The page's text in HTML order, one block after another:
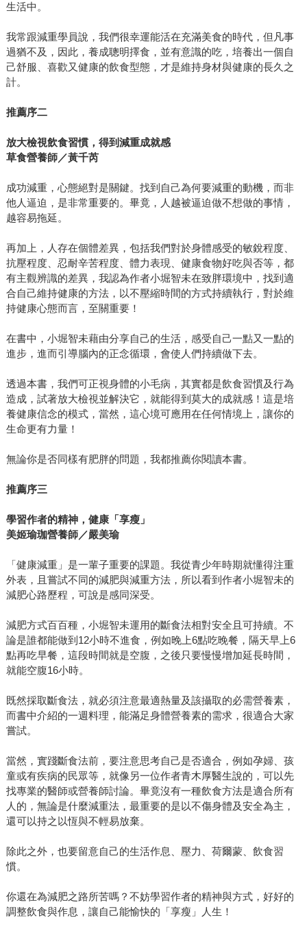
生活中。
我常跟減重學員說，我們很幸運能活在充滿美食的時代，但凡事
過猶不及，因此，養成聰明擇食，並有意識的吃，培養出一個自
己舒服、喜歡又健康的飲食型態，才是維持身材與健康的長久之
計。
推薦序二
放大檢視飲食習慣，得到減重成就感
草食營養師／黃千芮
成功減重，心態絕對是關鍵。找到自己為何要減重的動機，而非
他人逼迫，是非常重要的。畢竟，人越被逼迫做不想做的事情，
越容易拖延。
再加上，人存在個體差異，包括我們對於身體感受的敏銳程度、
抗壓程度、忍耐辛苦程度、體力表現、健康食物好吃與否等，都
有主觀辨識的差異，我認為作者小堀智未在致胖環境中，找到適
合自己維持健康的方法，以不壓縮時間的方式持續執行，對於維
持健康心態而言，至關重要！
在書中，小堀智未藉由分享自己的生活，感受自己一點又一點的
進步，進而引導腦內的正念循環，會使人們持續做下去。
透過本書，我們可正視身體的小毛病，其實都是飲食習慣及行為
造成，試著放大檢視並解決它，就能得到莫大的成就感！這是培
養健康信念的模式，當然，這心境可應用在任何情境上，讓你的
生命更有力量！
無論你是否同樣有肥胖的問題，我都推薦你閱讀本書。
推薦序三
學習作者的精神，健康「享瘦」
美姬瑜珈營養師／嚴美瑜
「健康減重」是一輩子重要的課題。我從青少年時期就懂得注重
外表，且嘗試不同的減肥與減重方法，所以看到作者小堀智未的
減肥心路歷程，可說是感同深受。
減肥方式百百種，小堀智未運用的斷食法相對安全且可持續。不
論是誰都能做到12小時不進食，例如晚上6點吃晚餐，隔天早上6
點再吃早餐，這段時間就是空腹，之後只要慢慢增加延長時間，
就能空腹16小時。
既然採取斷食法，就必須注意最適熱量及該攝取的必需營養素，
而書中介紹的一週料理，能滿足身體營養素的需求，很適合大家
嘗試。
當然，實踐斷食法前，要注意思考自己是否適合，例如孕婦、孩
童或有疾病的民眾等，就像另一位作者青木厚醫生說的，可以先
找專業的醫師或營養師討論。畢竟沒有一種飲食方法是適合所有
人的，無論是什麼減重法，最重要的是以不傷身體及安全為主，
還可以持之以恆與不輕易放棄。
除此之外，也要留意自己的生活作息、壓力、荷爾蒙、飲食習
慣。
你還在為減肥之路所苦嗎？不妨學習作者的精神與方式，好好的
調整飲食與作息，讓自己能愉快的「享瘦」人生！